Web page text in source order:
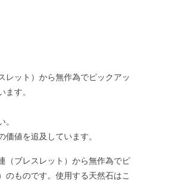
レット）から無作為でピックアッ
ます。
値を追及しています。
（ブレスレット）から無作為でピ
のものです。使用する天然石はこ